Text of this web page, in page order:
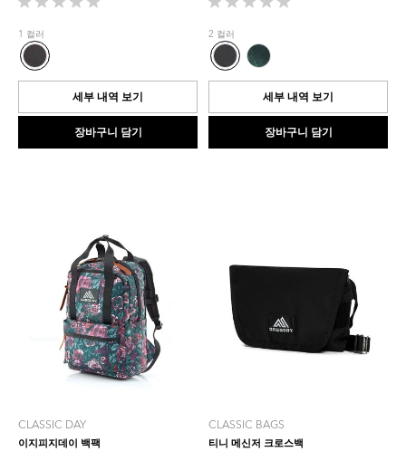
별
5
개
중
0.0
입
다.
1 컬러
세부 내역 보기
장바구니 담기
별
5
개
중
0.0
입
다.
2 컬러
세부 내역 보기
장바구니 담기
CLASSIC DAY
이지피지데이 백팩
CLASSIC BAGS
티니 메신저 크로스백